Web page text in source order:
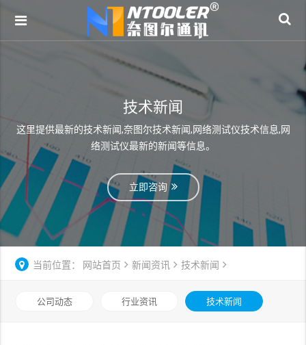
技术新闻
这里提供最新的技术新闻,奈图尔技术新闻,网络测试仪技术信息,网
络测试仪最新的新闻等信息。
立即咨询
当前位置： 网站首页 新闻资讯 技术新闻
公司动态 行业资讯 技术新闻